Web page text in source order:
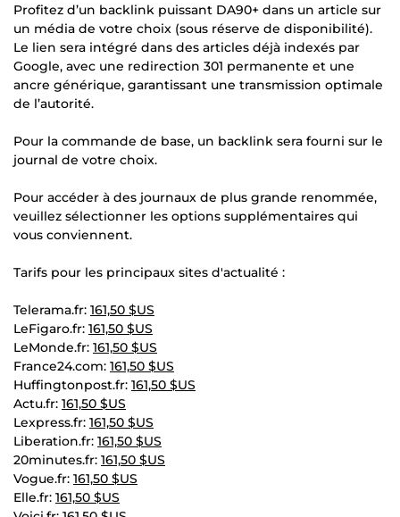
Profitez d’un backlink puissant DA90+ dans un article sur
un média de votre choix (sous réserve de disponibilité).
Le lien sera intégré dans des articles déjà indexés par
Google, avec une redirection 301 permanente et une
ancre générique, garantissant une transmission optimale
de l’autorité.
Pour la commande de base, un backlink sera fourni sur le
journal de votre choix.
Pour accéder à des journaux de plus grande renommée,
veuillez sélectionner les options supplémentaires qui
vous conviennent.
Tarifs pour les principaux sites d'actualité :
Telerama.fr: 161,50 $US
LeFigaro.fr: 161,50 $US
LeMonde.fr: 161,50 $US
France24.com: 161,50 $US
Huffingtonpost.fr: 161,50 $US
Actu.fr: 161,50 $US
Lexpress.fr: 161,50 $US
Liberation.fr: 161,50 $US
20minutes.fr: 161,50 $US
Vogue.fr: 161,50 $US
Elle.fr: 161,50 $US